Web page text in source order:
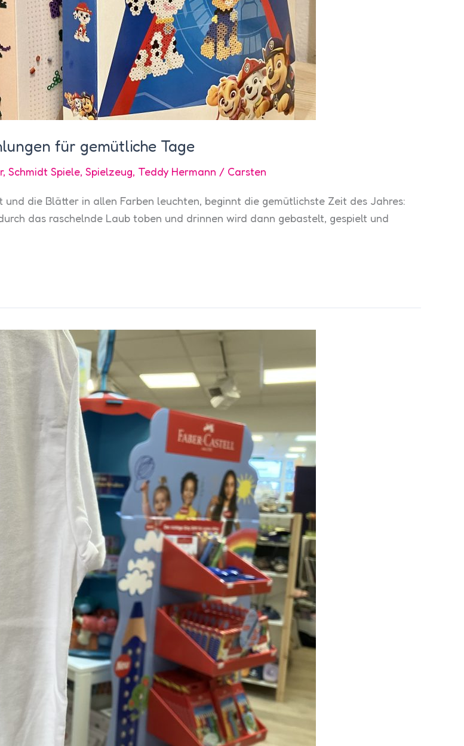
für gemütliche Tage
, Schmidt Spiele, Spielzeug, Teddy Hermann / Carsten
die Blätter in allen Farben leuchten, beginnt die gemütlichste Zeit des Jahres:
das raschelnde Laub toben und drinnen wird dann gebastelt, gespielt und